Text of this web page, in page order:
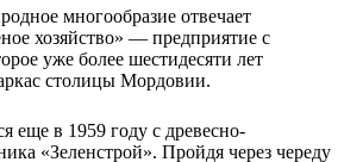
многообразие отвечает
хозяйство» — предприятие с
уже более шестидесяти лет
столицы Мордовии.
еще в 1959 году с древесно-
«Зеленстрой». Пройдя через череду